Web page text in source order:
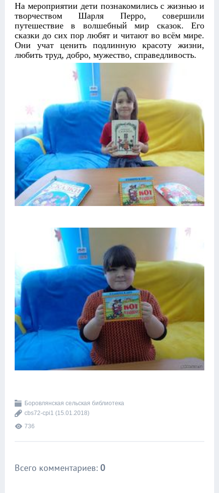
На мероприятии дети познакомились с жизнью и
творчеством Шарля Перро, совершили
путешествие в волшебный мир сказок. Его
сказки до сих пор любят и читают во всём мире.
Они учат ценить подлинную красоту жизни,
любить труд, добро, мужество, справедливость.
Боровлянская сельская библиотека
cbs72-cpi1 (15.01.2018)
736
Всего комментариев: 0